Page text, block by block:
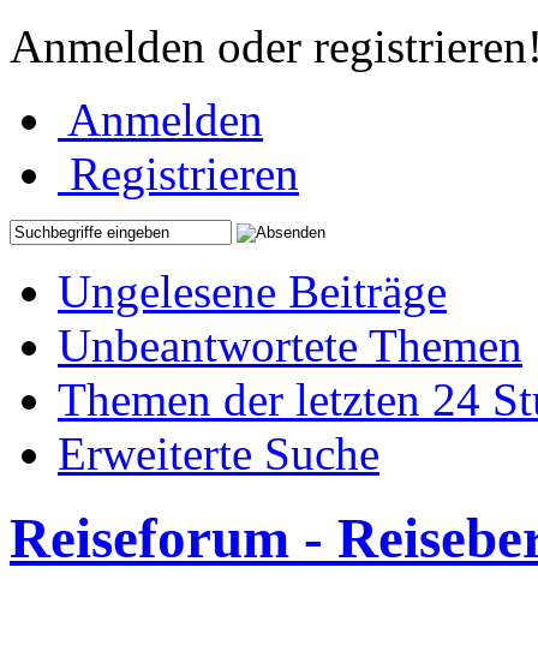
Anmelden oder
Anmelden
Registrieren
Ungelesene Beiträge
Unbeantwortete Themen
Themen der letzten 24
Erweiterte Suche
Reiseforum -